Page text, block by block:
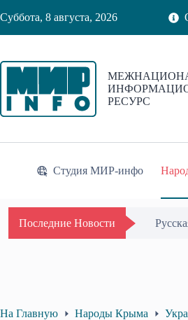
к
Суббота, 8 августа, 2026
РЕСУРС
Студия МИР-инфо
Последние Новости
На Главную Народы Крыма